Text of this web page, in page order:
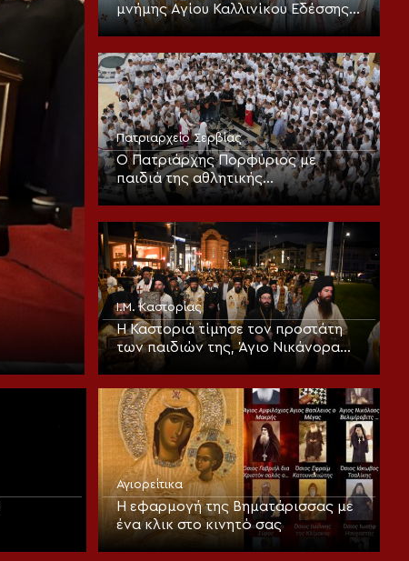
μνήμης Αγίου Καλλινίκου Εδέσσης
και τα ονομαστήρια του
Πατριαρχείο Σερβίας
Ο Πατριάρχης Πορφύριος με
παιδιά της αθλητικής
κατασκήνωσης «Η Σερβία σε καλεί»
Ι.Μ. Καστορίας
Η Καστοριά τίμησε τον προστάτη
των παιδιών της, Άγιο Νικάνορα
τον Θαυματουργό
Αγιορείτικα
Η εφαρμογή της Βηματάρισσας με
ένα κλικ στο κινητό σας